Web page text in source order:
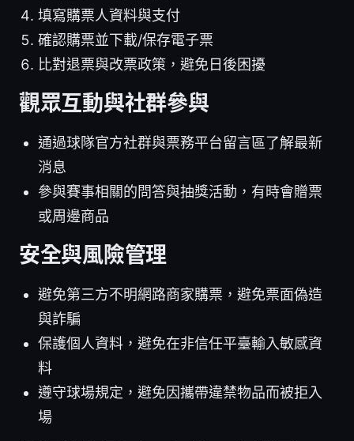
填寫購票人資料與支付
確認購票並下載/保存電子票
比對退票與改票政策，避免日後困擾
觀眾互動與社群參與
通過球隊官方社群與票務平台留言區了解最新
消息
參與賽事相關的問答與抽獎活動，有時會贈票
或周邊商品
安全與風險管理
避免第三方不明網路商家購票，避免票面偽造
與詐騙
保護個人資料，避免在非信任平臺輸入敏感資
料
遵守球場規定，避免因攜帶違禁物品而被拒入
場